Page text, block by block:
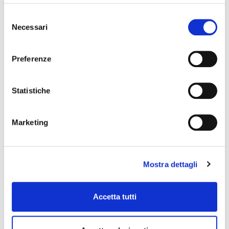
delNecessari
Preferenze
Statistiche
Marketing
Mostra dettagli
Accetta tutti